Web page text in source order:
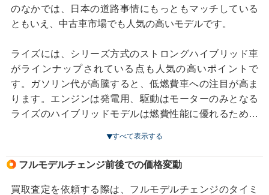
です。SUVであるライズは、ウインタースポーツを楽し
む世代からも人気のモデル。特に4WD車はもっとも需要
反対に、売却に不利なタイミングと言われるのが、夏休
みやゴールデンウイークなどの長期休暇の前。この時期
は多くの人が車の買い替えよりも買った車で遊びに行く
ことを考えているので、中古車店は閑散期になります。
め、査定は渋くなりがち。最近では長期休暇の時期にお
店が休みになる販売店も増えています。
を経過すると、買取価格が大きく下がるケースがあるた
め、売却を考えているなら早めに検討することをおすす
のなかでは、日本の道路事情にもっともマッチしている
ともいえ、中古車市場でも人気の高いモデルです。
ライズには、シリーズ方式のストロングハイブリッド車
がラインナップされている点も人気の高いポイントで
す。ガソリン代が高騰すると、低燃費車への注目が高ま
ります。エンジンは発電用、駆動はモーターのみとなる
ライズのハイブリッドモデルは燃費性能に優れるため、
後期型のFF車に搭載された1.2Lガソリン車も、前期モデ
らは燃費にかなり利くため、高値買取が期待できます。
すべて表示する
フルモデルチェンジ前後での価格変動
買取査定を依頼する際は、フルモデルチェンジのタイミ